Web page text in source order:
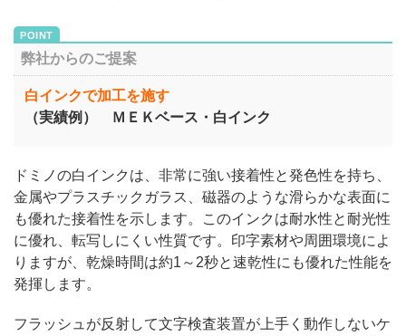
弊社からのご提案
白インクで加工を施す
（実績例） ＭＥＫベース・白インク
ドミノの白インクは、非常に強い接着性と発色性を持ち、
金属やプラスチックガラス、磁器のような滑らかな表面に
も優れた接着性を示します。このインクは耐水性と耐光性
に優れ、転写しにくい性質です。印字素材や周囲環境によ
りますが、乾燥時間は約1～2秒と速乾性にも優れた性能を
発揮します。
フラッシュが反射して文字検査装置が上手く動作しないケ